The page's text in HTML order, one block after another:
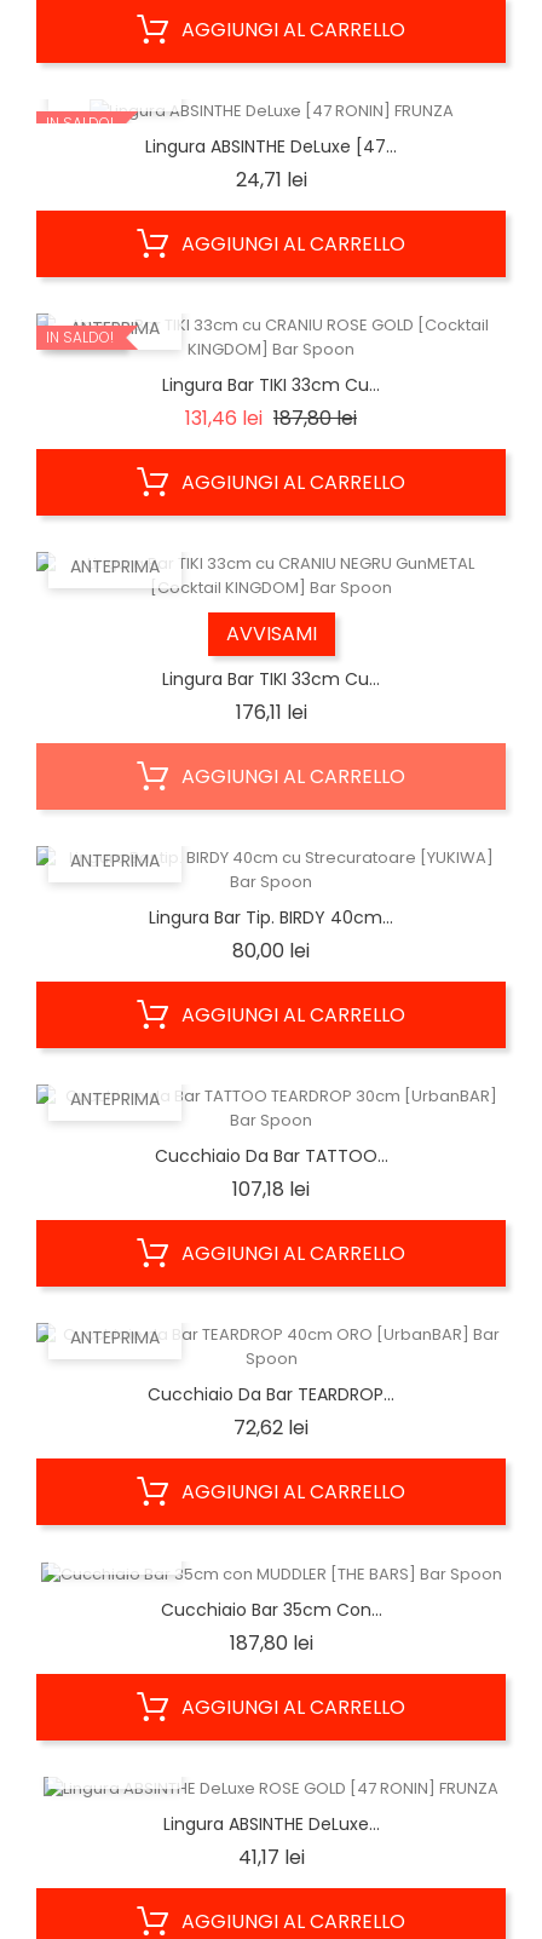
AGGIUNGI AL CARRELLO
IN SALDO!
Lingura ABSINTHE DeLuxe [47...
24,71 leiPrezzo
AGGIUNGI AL CARRELLO
ANTEPRIMA
IN SALDO!
Lingura Bar TIKI 33cm Cu...
131,46 lei Prezzo
187,80 leiPrezzo
AGGIUNGI AL CARRELLO
ANTEPRIMA
AVVISAMI
Lingura Bar TIKI 33cm Cu...
176,11 leiPrezzo
AGGIUNGI AL CARRELLO
ANTEPRIMA
Lingura Bar Tip. BIRDY 40cm...
80,00 leiPrezzo
AGGIUNGI AL CARRELLO
ANTEPRIMA
Cucchiaio Da Bar TATTOO...
107,18 leiPrezzo
AGGIUNGI AL CARRELLO
ANTEPRIMA
Cucchiaio Da Bar TEARDROP...
72,62 leiPrezzo
AGGIUNGI AL CARRELLO
Cucchiaio Bar 35cm Con...
187,80 leiPrezzo
AGGIUNGI AL CARRELLO
Lingura ABSINTHE DeLuxe...
41,17 leiPrezzo
AGGIUNGI AL CARRELLO